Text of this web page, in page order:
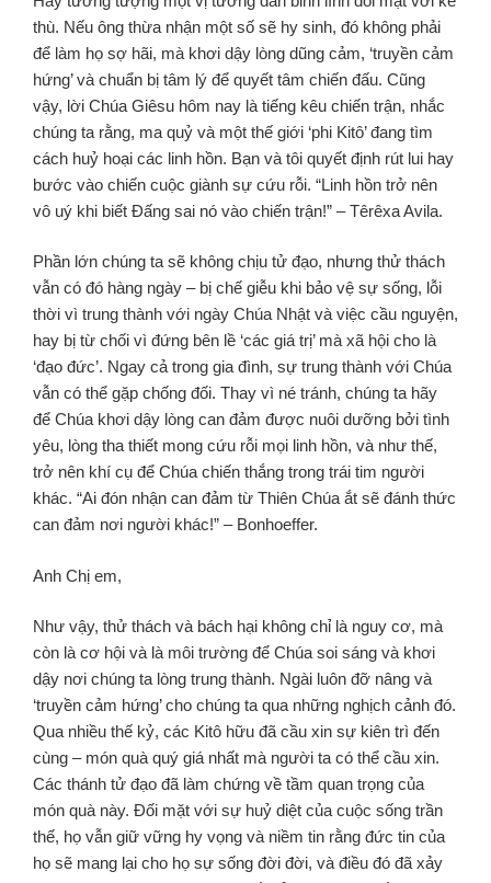
thù. Nếu ông thừa nhận một số sẽ hy sinh, đó không phải
để làm họ sợ hãi, mà khơi dậy lòng dũng cảm, ‘truyền cảm
hứng’ và chuẩn bị tâm lý để quyết tâm chiến đấu. Cũng
vậy, lời Chúa Giêsu hôm nay là tiếng kêu chiến trận, nhắc
chúng ta rằng, ma quỷ và một thế giới ‘phi Kitô’ đang tìm
cách huỷ hoại các linh hồn. Bạn và tôi quyết định rút lui hay
bước vào chiến cuộc giành sự cứu rỗi. “Linh hồn trở nên
vô uý khi biết Đấng sai nó vào chiến trận!” – Têrêxa Avila.
Phần lớn chúng ta sẽ không chịu tử đạo, nhưng thử thách
vẫn có đó hàng ngày – bị chế giễu khi bảo vệ sự sống, lỗi
thời vì trung thành với ngày Chúa Nhật và việc cầu nguyện,
hay bị từ chối vì đứng bên lề ‘các giá trị’ mà xã hội cho là
‘đạo đức’. Ngay cả trong gia đình, sự trung thành với Chúa
vẫn có thể gặp chống đối. Thay vì né tránh, chúng ta hãy
để Chúa khơi dậy lòng can đảm được nuôi dưỡng bởi tình
yêu, lòng tha thiết mong cứu rỗi mọi linh hồn, và như thế,
trở nên khí cụ để Chúa chiến thắng trong trái tim người
khác. “Ai đón nhận can đảm từ Thiên Chúa ắt sẽ đánh thức
can đảm nơi người khác!” – Bonhoeffer.
Anh Chị em,
Như vậy, thử thách và bách hại không chỉ là nguy cơ, mà
còn là cơ hội và là môi trường để Chúa soi sáng và khơi
dậy nơi chúng ta lòng trung thành. Ngài luôn đỡ nâng và
‘truyền cảm hứng’ cho chúng ta qua những nghịch cảnh đó.
Qua nhiều thế kỷ, các Kitô hữu đã cầu xin sự kiên trì đến
cùng – món quà quý giá nhất mà người ta có thể cầu xin.
Các thánh tử đạo đã làm chứng về tầm quan trọng của
món quà này. Đối mặt với sự huỷ diệt của cuộc sống trần
thế, họ vẫn giữ vững hy vọng và niềm tin rằng đức tin của
họ sẽ mang lại cho họ sự sống đời đời, và điều đó đã xảy